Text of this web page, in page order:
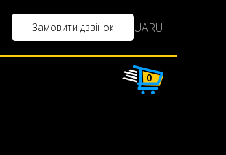
Замовити дзвінок UARU
0